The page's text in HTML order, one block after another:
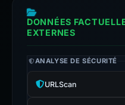
DONNÉES
EXTERNES
ANALYSE DE SÉCURITÉ
URLScan